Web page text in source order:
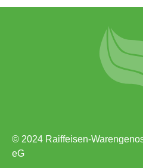
© 2024 Raiffeisen-
eG